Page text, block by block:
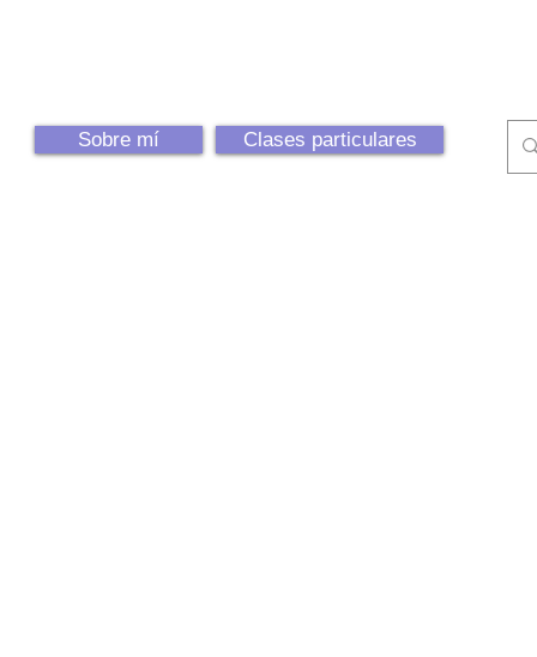
Sobre mí Clases particulares